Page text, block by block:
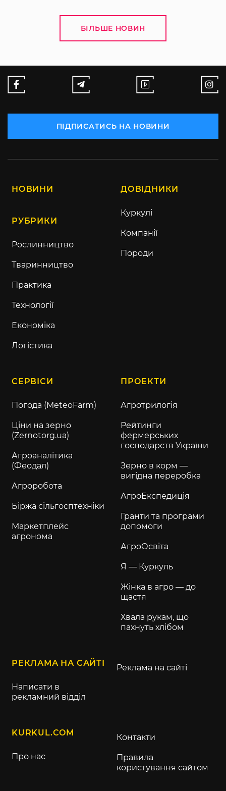
БІЛЬШЕ НОВИН
ПІДПИСАТИСЬ НА НОВИНИ
НОВИНИ
РУБРИКИ
Рослинництво
Тваринництво
Практика
Технології
Економіка
Логістика
ДОВІДНИКИ
Куркулі
Компанії
Породи
СЕРВІСИ
Погода (MeteoFarm)
Ціни на зерно
(Zernotorg.ua)
Агроаналітика
(Феодал)
Агроробота
Біржа сільгосптехніки
Маркетплейс
агронома
ПРОЕКТИ
Агротрилогія
Рейтинги
фермерських
господарств України
Зерно в корм —
вигідна переробка
АгроЕкспедиція
Гранти та програми
допомоги
АгроОсвіта
Я — Куркуль
Жінка в агро — до
щастя
Хвала рукам, що
пахнуть хлібом
РЕКЛАМА НА САЙТІ
Написати в
рекламний відділ
Реклама на сайті
KURKUL.COM
Про нас
Контакти
Правила
користування сайтом